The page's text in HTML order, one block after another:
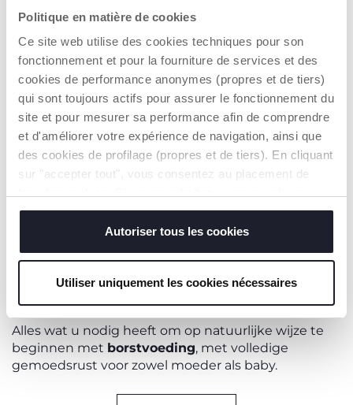
Politique en matière de cookies
Ce site web utilise des cookies techniques pour son
fonctionnement et pour la fourniture de services et des
cookies de performance anonymes (propres et de tiers)
qui sont toujours actifs pour assurer le fonctionnement du
site et pour mesurer sa performance afin de comprendre
et d'améliorer votre expérience de navigation, ainsi que
des cookies de profilage (propres et de tiers). En cliquant
sur "accepter tout", vous consentez au placement de
modifier ou révoquer le consentement de tous les
cookies ou de certains d'entre eux, cliquez sur "afficher
les détails". En fermant cette bannière, vous consentez à
sont indispensables pour profiter du service demandé.
Autoriser tous les cookies
Utiliser uniquement les cookies nécessaires
NATUURLIJKE BORSTVOEDING
Alles wat u nodig heeft om op natuurlijke wijze te
beginnen met borstvoeding, met volledige
gemoedsrust voor zowel moeder als baby.